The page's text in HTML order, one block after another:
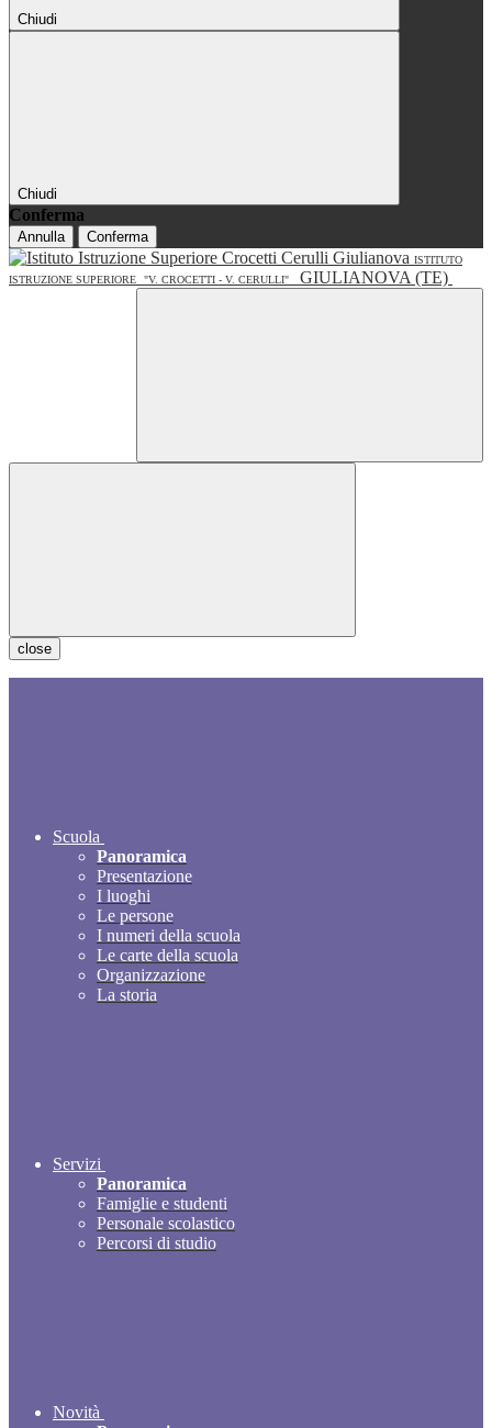
Chiudi
Chiudi
Conferma
Annulla Conferma
ISTITUTO
ISTRUZIONE SUPERIORE
"V. CROCETTI - V. CERULLI" GIULIANOVA (TE)
close
Scuola
Panoramica
Presentazione
I luoghi
Le persone
I numeri della scuola
Le carte della scuola
Organizzazione
La storia
Servizi
Panoramica
Famiglie e studenti
Personale scolastico
Percorsi di studio
Novità